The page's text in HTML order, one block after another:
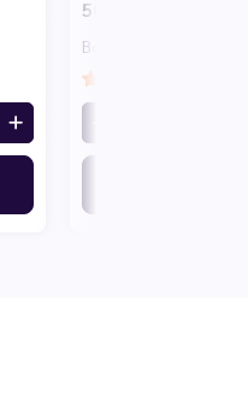
50/50 10 ml - Le
Boosters de nicotine